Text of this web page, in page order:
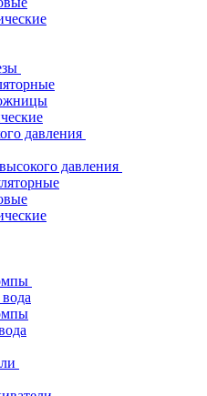
давления
давления